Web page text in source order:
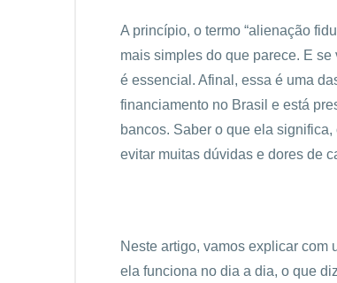
A princípio, o termo “alienação
mais simples do que parece. E
é essencial. Afinal, essa é uma
financiamento no Brasil e está
bancos. Saber o que ela
evitar muitas dúvidas e dores de
Neste artigo, vamos explicar
ela funciona no dia a dia, o que